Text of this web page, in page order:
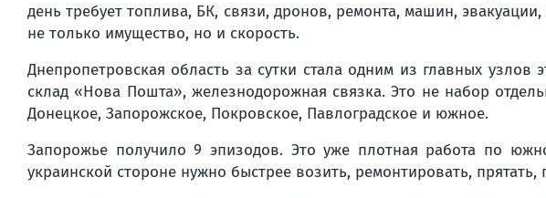
день требует топлива, БК, связи, дронов, ремонта, машин,
не только имущество, но и скорость.
Днепропетровская область за сутки стала одним из главных
склад «Нова Пошта», железнодорожная связка. Это не набор
Донецкое, Запорожское, Покровское, Павлоградское и южное.
Запорожье получило 9 эпизодов. Это уже плотная работа по
украинской стороне нужно быстрее возить, ремонтировать,